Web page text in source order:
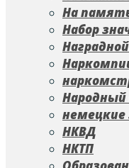
На
Набор
немецкие
НКВД
НКТП